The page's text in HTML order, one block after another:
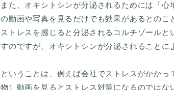
また、オキシトシンが分泌されるためには「
の動画や写真を見るだけでも効果があるとのこ
ストレスを感じると分泌されるコルチゾール
すのですが、オキシトシンが分泌されることに
ということは、例えば会社でストレスがかか
物）動画を見るとストレス対策になるのではな